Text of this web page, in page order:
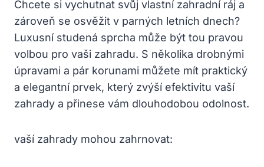
Chcete si vychutnat svůj vlastní zahradní ráj a
zároveň se osvěžit v parných letních dnech?
Luxusní studená sprcha může být tou pravou
volbou pro vaši zahradu. S několika drobnými
úpravami a pár korunami můžete mít praktický
a elegantní prvek, který zvýší efektivitu vaší
zahrady a přinese vám dlouhodobou odolnost.
vaší zahrady mohou zahrnovat: